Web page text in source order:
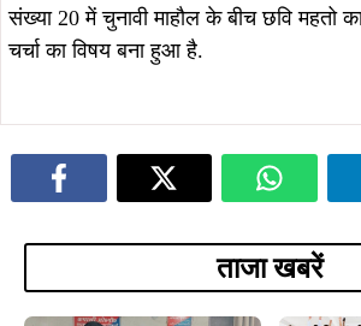
संख्या 20 में चुनावी माहौल के बीच छवि महतो
चर्चा का विषय बना हुआ है.
ताजा खबरें